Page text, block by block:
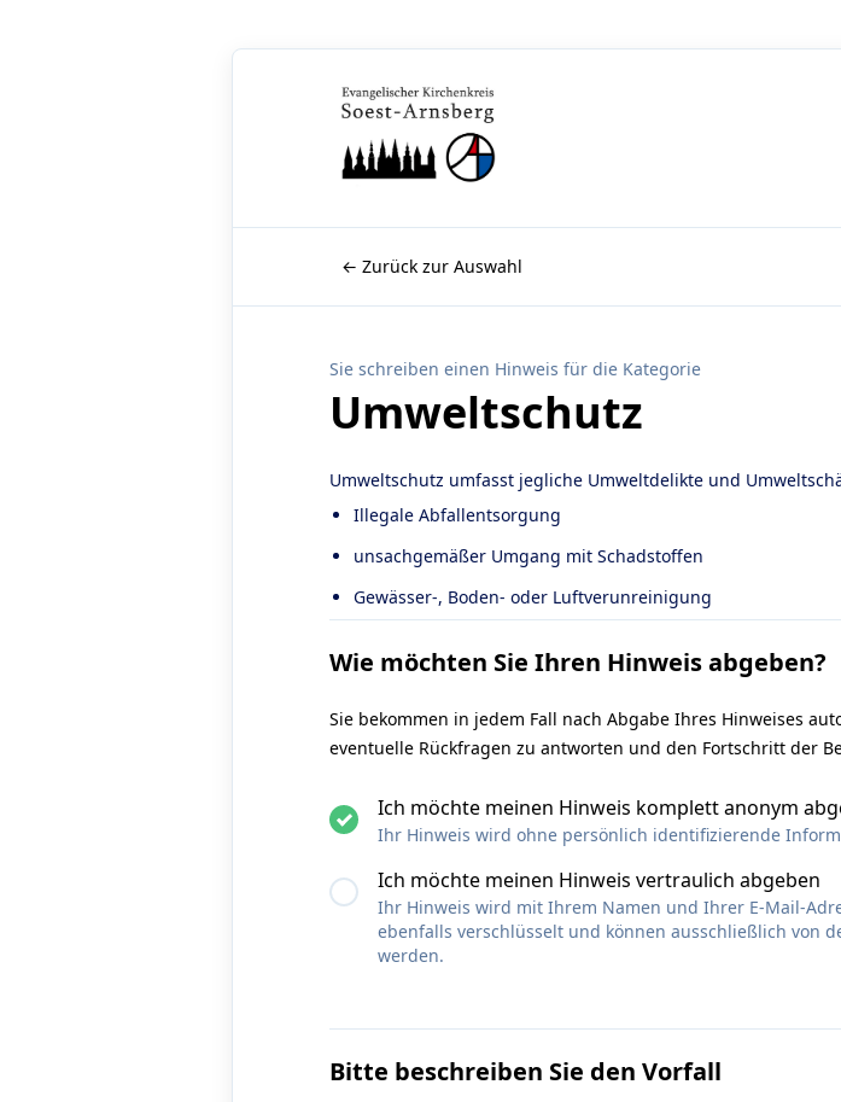
← Zurück zur Auswahl
Sie schreiben einen Hinweis für die Kategorie
Umweltschutz
Umweltschutz umfasst jegliche Umweltdelikte und
Illegale Abfallentsorgung
unsachgemäßer Umgang mit Schadstoffen
Gewässer-, Boden- oder Luftverunreinigung
Wie möchten Sie Ihren Hinweis abgeben?
Sie bekommen in jedem Fall nach Abgabe Ihres Hinweises
eventuelle Rückfragen zu antworten und den Fortschritt der
Ich möchte meinen Hinweis komplett anonym
Ihr Hinweis wird ohne persönlich identifizierende
Ich möchte meinen Hinweis vertraulich abgeben
Ihr Hinweis wird mit Ihrem Namen und Ihrer E-Mail-
ebenfalls verschlüsselt und können ausschließlich von
werden.
Bitte beschreiben Sie den Vorfall